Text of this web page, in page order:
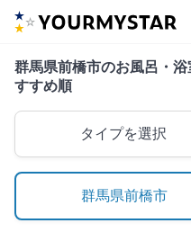
群馬県前橋市のお風呂・
すすめ順
タイプを選択
群馬県前橋市